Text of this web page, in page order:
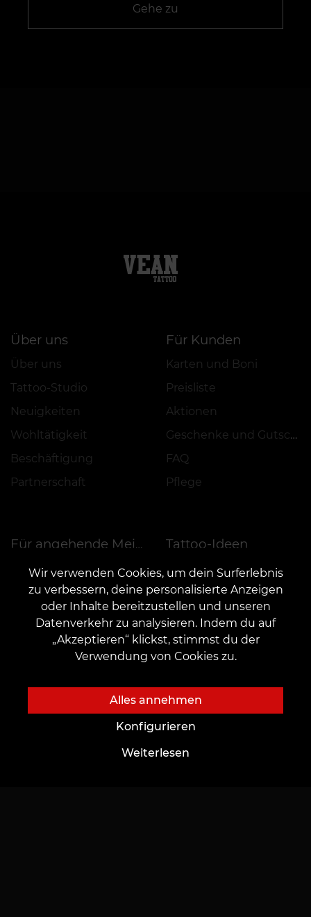
Gehe zu
Über uns
Über uns
Tattoo-Studio
Neuigkeiten
Wohltätigkeit
Beschäftigung
Partnerschaft
Für Kunden
Karten und Boni
Preisliste
Aktionen
Geschenke und Gutscheine
FAQ
Pflege
Für angehende Meister
Ausbildung
Arbeitsplatzvermietung
Beschäftigung
Tattoo-Ideen
AI-Skizzen
Autoren-Skizzen
Skizze Katalog
Tattoo
Permanent Make-up
Dienstleistungen
Termin
Vorauszahlung
Feedback hinterlassen
Wir verwenden Cookies, um dein Surferlebnis
zu verbessern, deine personalisierte Anzeigen
oder Inhalte bereitzustellen und unseren
Datenverkehr zu analysieren. Indem du auf
„Akzeptieren“ klickst, stimmst du der
Verwendung von Cookies zu.
Alles annehmen
Konfigurieren
Weiterlesen